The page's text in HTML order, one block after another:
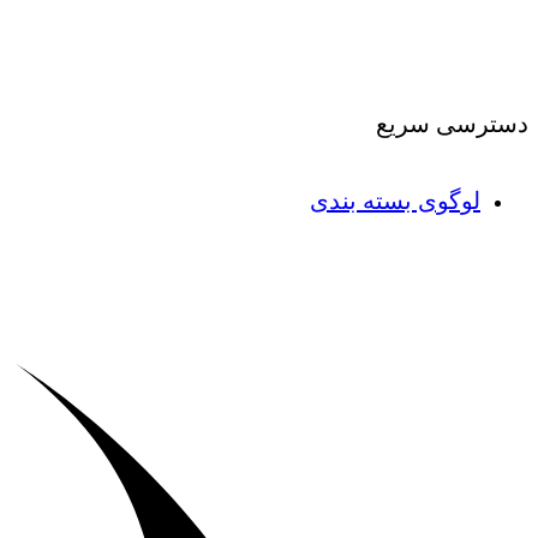
دسترسی سریع
لوگوی بسته بندی